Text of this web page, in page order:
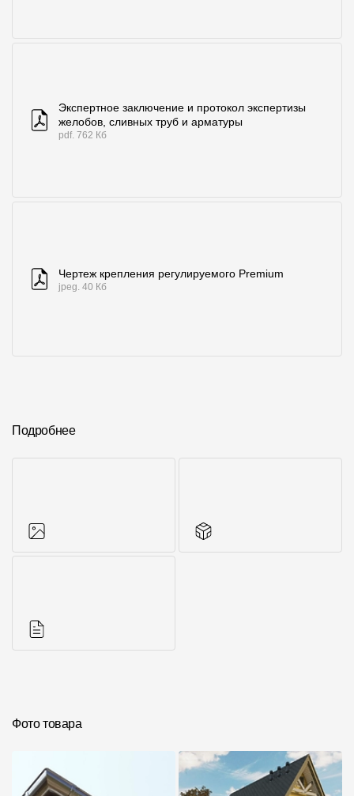
Экспертное заключение и протокол экспертизы
желобов, сливных труб и арматуры
pdf. 762 Кб
Чертеж крепления регулируемого Premium
jpeg. 40 Кб
Подробнее
Фото товара